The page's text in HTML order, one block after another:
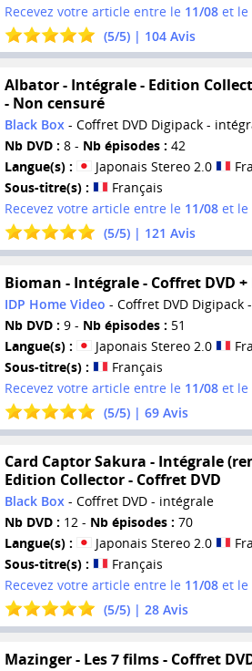
Recevez votre article entre le 11/08et le
(5/5) | 104Avis
Albator - Intégrale - Edition
- Non censuré
Black Box- Coffret DVD Digipack -
Nb DVD : 8 - Nb épisodes : 42
Langue(s) :
Japonais Stereo 2.0
Sous-titre(s) :
Français
Recevez votre article entre le 11/08et le
(5/5) | 121 Avis
Bioman - Intégrale - Coffret DVD
IDP Home Video - Coffret DVD Digipack
Nb DVD : 9 - Nb épisodes : 51
Langue(s) :
Japonais Stereo 2.0
Sous-titre(s) :
Français
Recevez votre article entre le 11/08et le
(5/5) | 69Avis
Card Captor Sakura - Intégrale
Edition Collector - Coffret DVD
Black Box- Coffret DVD - intégrale
Nb DVD : 12 - Nb épisodes : 70
Langue(s) :
Japonais Stereo 2.0
Sous-titre(s) :
Français
Recevez votre article entre le 11/08et le
(5/5) | 28Avis
Mazinger - Les 7 films - Coffret